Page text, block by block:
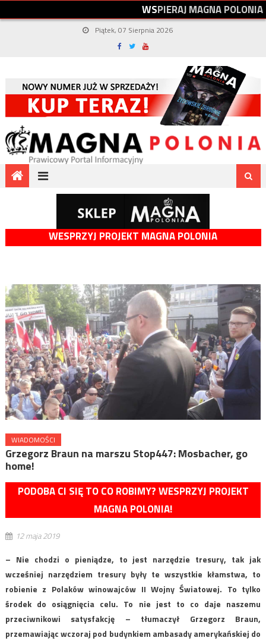
WSPIERAJMAGNAPOLONIA
Piątek, 07 Sierpnia 2026
WESPRZYJ PROJEKT MAGNA POLONIA
WIADOMOŚCI
Grzegorz Braun na marszu Stop447: Mosbacher, go
home!
PODOBA CI SIĘ TO CO ROBIMY? WESPRZYJ PROJEKT
MAGNA POLONIA!
12 maja 2019
– Nie chodzi o pieniądze, to jest narzędzie tresury, tak jak
wcześniej narzędziem tresury były te wszystkie kłamstwa, to
robienie z Polaków winowajców II Wojny Światowej. To tylko
środek do osiągnięcia celu. To nie jest to co daje naszemu
przeciwnikowi satysfakcję – tłumaczył Grzegorz Braun,
przemawiając wczoraj pod budynkiem ambasady amerykańskiej do